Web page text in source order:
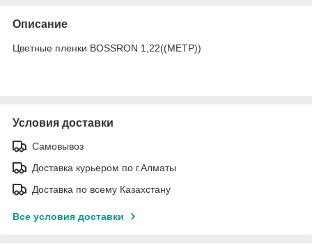
Описание
Цветные пленки BOSSRON 1,22((МЕТР))
Условия доставки
Самовывоз
Доставка курьером по г.Алматы
Доставка по всему Казахстану
Все условия доставки